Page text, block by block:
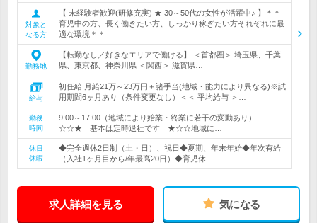
対象と
なる方
【 未経験者歓迎(研修充実) ★ 30～50代の女性が活躍中♪ 】＊＊
育児中の方、長く働きたい方、しっかり稼ぎたい方それぞれに最
適な環境＊＊
勤務地
【転勤なし／好きなエリアで働ける】 ＜首都圏＞ 埼玉県、千葉
県、東京都、神奈川県 ＜関西＞ 滋賀県…
給与
初任給 月給21万～23万円＋諸手当(地域・能力により異なる)※試
用期間6ヶ月あり（条件変更なし）＜＜ 平均給与 ＞…
勤務
時間
9:00～17:00（地域により始業・終業に若干の変動あり）
☆☆★ 基本は定時退社です ★☆☆地域に…
休日
休暇
◆完全週休2日制（土・日）、祝日◆夏期、年末年始◆年次有給
（入社1ヶ月目から/年最高20日）◆育児休…
求人詳細を見る 気になる